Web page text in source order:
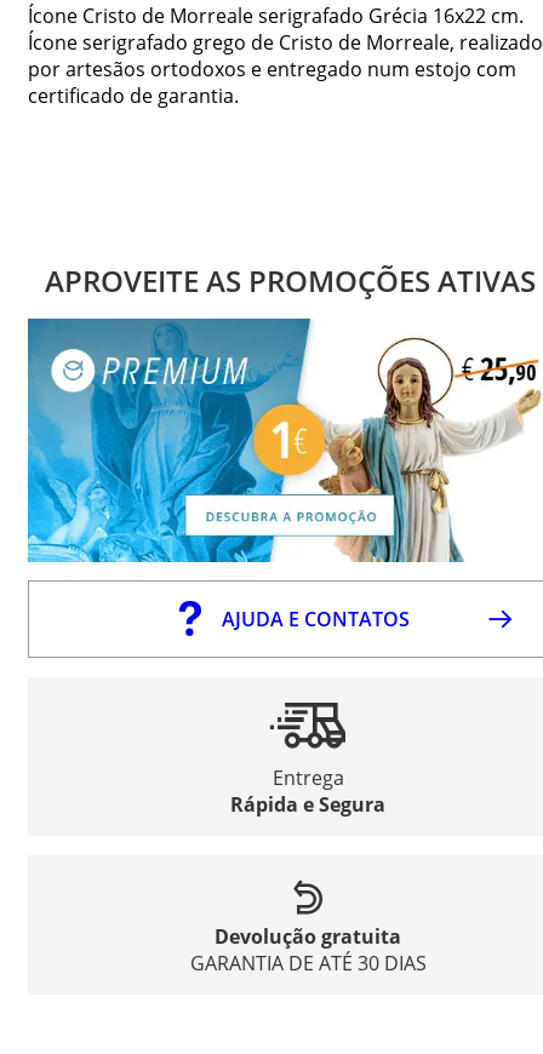
Ícone Cristo de Morreale serigrafado Grécia 16x22 cm.
Ícone serigrafado grego de Cristo de Morreale, realizado
por artesãos ortodoxos e entregado num estojo com
certificado de garantia.
APROVEITE AS PROMOÇÕES ATIVAS
AJUDA E CONTATOS
Entrega
Rápida e Segura
Devolução gratuita
GARANTIA DE ATÉ 30 DIAS